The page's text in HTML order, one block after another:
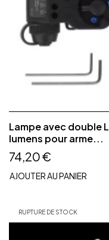
Lampe avec double
lumens pour arme...
74,20 €
AJOUTER AU PANIER
RUPTURE DE STOCK